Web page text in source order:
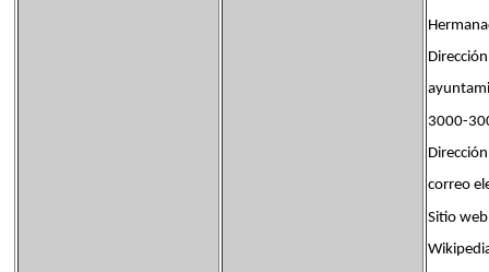
3000-
correo
Sitio